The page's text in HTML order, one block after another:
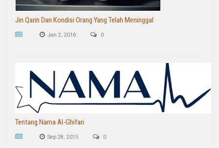
Jin Qarin Dan Kondisi Orang Yang Telah Meninggal
Jan 2, 2016 0
Tentang Nama Al-Ghifari
Sep 28, 2015 0